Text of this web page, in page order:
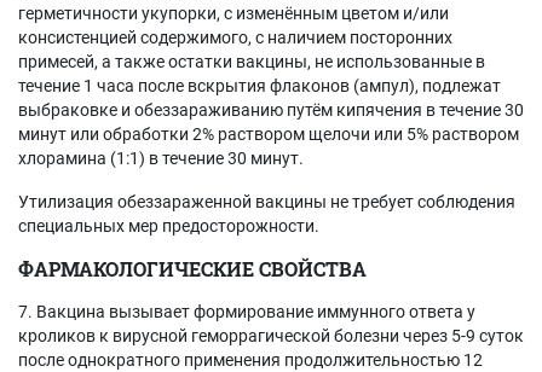
герметичности укупорки, с изменённым цветом и/или
консистенцией содержимого, с наличием посторонних
примесей, а также остатки вакцины, не использованные в
течение 1 часа после вскрытия флаконов (ампул), подлежат
выбраковке и обеззараживанию путём кипячения в течение 30
минут или обработки 2% раствором щелочи или 5% раствором
хлорамина (1:1) в течение 30 минут.
Утилизация обеззараженной вакцины не требует соблюдения
специальных мер предосторожности.
ФАРМАКОЛОГИЧЕСКИЕ СВОЙСТВА
7. Вакцина вызывает формирование иммунного ответа у
кроликов к вирусной геморрагической болезни через 5-9 суток
после однократного применения продолжительностью 12